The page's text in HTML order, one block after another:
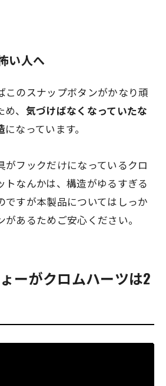
い人へ
このスナップボタンがかなり頑
、 気づけばなくなっていたな
になっています。
がフックだけになっているクロ
トなんかは、構造がゆるすぎる
ですが本製品についてはしっか
あるためご安心ください。
ーがクロムハーツは2